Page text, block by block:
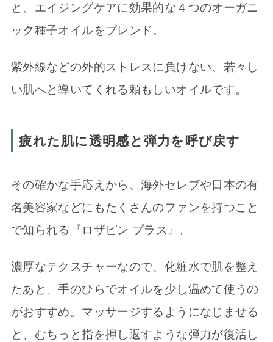
と、エイジングケアに効果的な４つのオーガニ
ック種子オイルをブレンド。
紫外線などの外的ストレスに負けない、若々し
い肌へと導いてくれる頼もしいオイルです。
疲れた肌に透明感と弾力を呼び戻す
その確かな手応えから、海外セレブや日本の有
名美容家などにもたくさんのファンを持つこと
で知られる『ロザピン プラス』。
濃厚なテクスチャーなので、化粧水で肌を整え
たあと、手のひらでオイルを少し温めて使うの
がおすすめ。マッサージするようになじませる
と、むちっと指を押し返すような弾力が復活し